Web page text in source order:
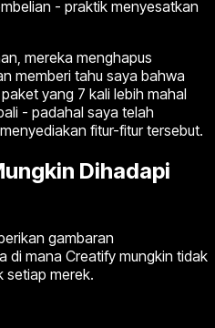
- praktik menyesatkan
mereka menghapus
memberi tahu saya bahwa
yang 7 kali lebih mahal
- padahal saya telah
fitur-fitur tersebut.
Dihadapi
gambaran
di mana Creatify mungkin tidak
setiap merek.